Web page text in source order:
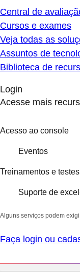
Central de
Cursos e exames
Veja todas as
Assuntos de
Biblioteca de
Login
Acesse mais
Acesso ao console
Eventos
Treinamentos e testes
Suporte de
Alguns serviços podem
Faça login ou